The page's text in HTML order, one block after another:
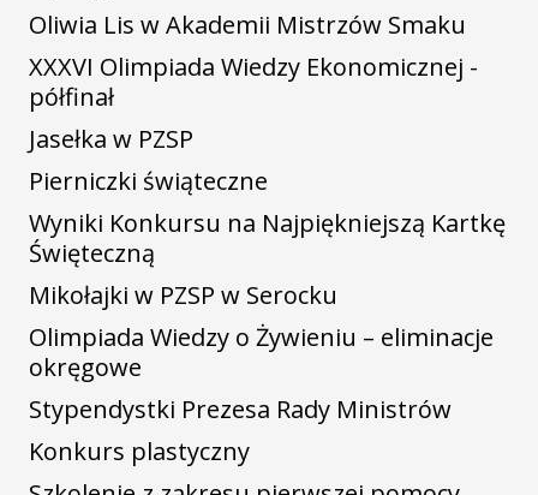
Oliwia Lis w Akademii Mistrzów Smaku
XXXVI Olimpiada Wiedzy Ekonomicznej -
półfinał
Jasełka w PZSP
Pierniczki świąteczne
Wyniki Konkursu na Najpiękniejszą Kartkę
Święteczną
Mikołajki w PZSP w Serocku
Olimpiada Wiedzy o Żywieniu – eliminacje
okręgowe
Stypendystki Prezesa Rady Ministrów
Konkurs plastyczny